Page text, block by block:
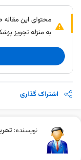
محتوای این
به منزله تجویز
اشتراک گذاری
نویسنده: